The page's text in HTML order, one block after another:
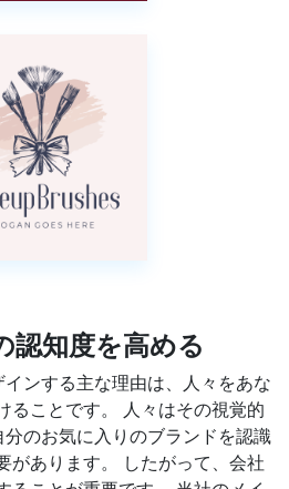
認知度を高める
ンする主な理由は、人々をあな
ることです。 人々はその視覚的
のお気に入りのブランドを認識
があります。 したがって、会社